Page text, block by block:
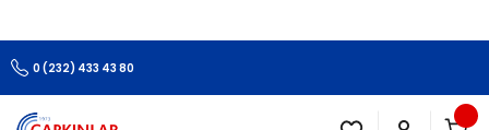
0 (232) 433 43 80